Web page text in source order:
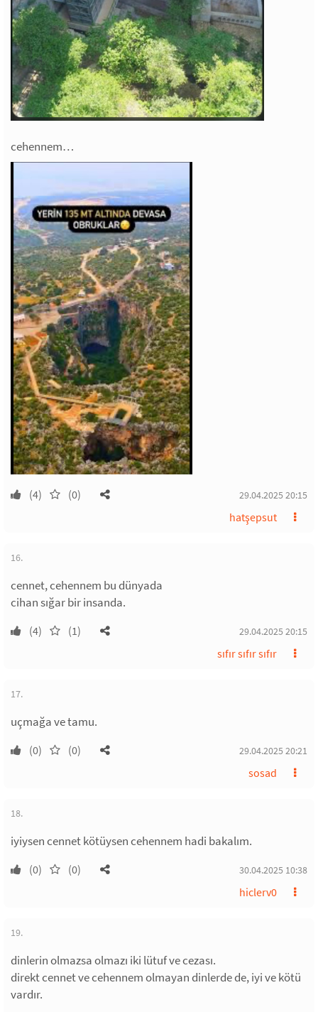
cehennem…
(4) (0) 29.04.2025 20:15
hatşepsut
16.
cennet, cehennem bu dünyada
cihan sığar bir insanda.
(4) (1) 29.04.2025 20:15
sıfır sıfır sıfır
17.
uçmağa ve tamu.
(0) (0) 29.04.2025 20:21
sosad
18.
iyiysen cennet kötüysen cehennem hadi bakalım.
(0) (0) 30.04.2025 10:38
hiclerv0
19.
dinlerin olmazsa olmazı iki lütuf ve cezası.
direkt cennet ve cehennem olmayan dinlerde de, iyi ve kötü
vardır.